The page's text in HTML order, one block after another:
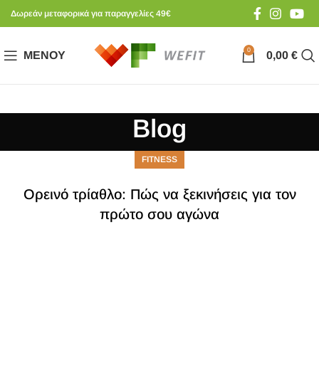
Δωρεάν μεταφορικά για παραγγελίες 49€
ΜΕΝΟΎ 0 0,00 €
Blog
FITNESS
Ορεινό τρίαθλο: Πώς να ξεκινήσεις για τον
πρώτο σου αγώνα